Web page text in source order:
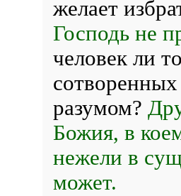
желает
Господь не
человек ли
разумом?
Божия, в
нежели в
может.